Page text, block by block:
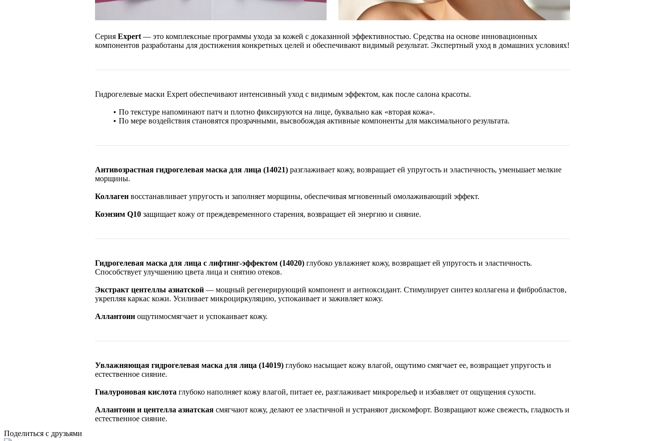
Серия Expert — это комплексные программы ухода за кожей с доказанной эффективностью. Средства на основе инновационных
компонентов разработаны для достижения конкретных целей и обеспечивают видимый результат. Экспертный уход в домашних условиях!
Гидрогелевые маски Expert обеспечивают интенсивный уход с видимым эффектом, как после салона красоты.
По текстуре напоминают патч и плотно фиксируются на лице, буквально как «вторая кожа».
По мере воздействия становятся прозрачными, высвобождая активные компоненты для максимального результата.
Антивозрастная гидрогелевая маска для лица (14021) разглаживает кожу, возвращает ей упругость и эластичность, уменьшает мелкие
морщины.
Коллаген восстанавливает упругость и заполняет морщины, обеспечивая мгновенный омолаживающий эффект.
Коэнзим Q10 защищает кожу от преждевременного старения, возвращает ей энергию и сияние.
Гидрогелевая маска для лица с лифтинг-эффектом (14020) глубоко увлажняет кожу, возвращает ей упругость и эластичность.
Способствует улучшению цвета лица и снятию отеков.
Экстракт центеллы азиатской — мощный регенерирующий компонент и антиоксидант. Стимулирует синтез коллагена и фибробластов,
укрепляя каркас кожи. Усиливает микроциркуляцию, успокаивает и заживляет кожу.
Аллантоин ощутимосмягчает и успокаивает кожу.
Увлажняющая гидрогелевая маска для лица (14019) глубоко насыщает кожу влагой, ощутимо смягчает ее, возвращает упругость и
естественное сияние.
Гиалуроновая кислота глубоко наполняет кожу влагой, питает ее, разглаживает микрорельеф и избавляет от ощущения сухости.
Аллантоин и центелла азиатская смягчают кожу, делают ее эластичной и устраняют дискомфорт. Возвращают коже свежесть, гладкость и
естественное сияние.
Поделиться с друзьями